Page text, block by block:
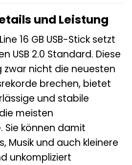
und Leistung
16 GB USB-Stick setzt
USB 2.0 Standard. Diese
nicht die neuesten
brechen, bietet
und stabile
meisten
Sie können damit
Musik und auch kleinere
unkompliziert